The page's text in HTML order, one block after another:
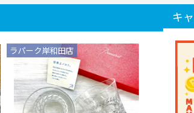
ラパーク岸和田店
キ